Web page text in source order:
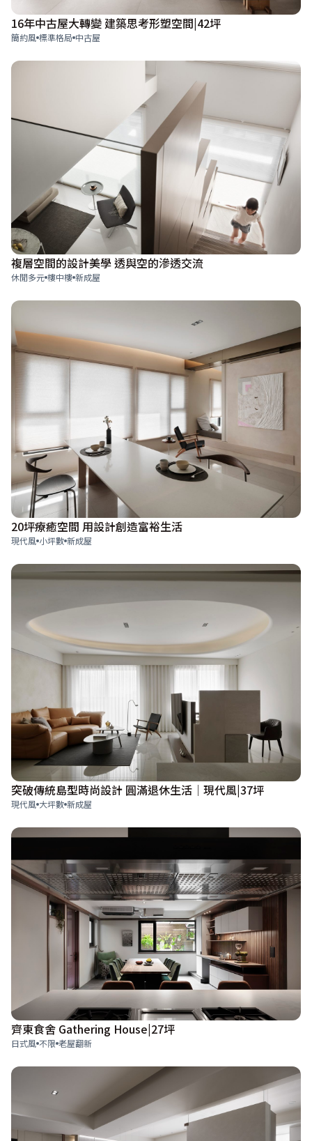
16年中古屋大轉變 建築思考形塑空間|42坪
簡約風 標準格局 中古屋
複層空間的設計美學 透與空的滲透交流
休閒多元 樓中樓 新成屋
20坪療癒空間 用設計創造富裕生活
現代風 小坪數 新成屋
突破傳統島型時尚設計 圓滿退休生活│現代風|37坪
現代風 大坪數 新成屋
齊東食舍 Gathering House|27坪
日式風 不限 老屋翻新